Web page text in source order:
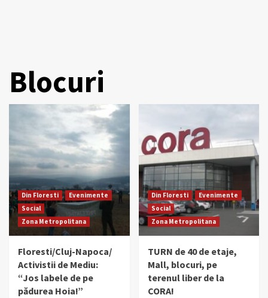
Blocuri
Din Floresti
Evenimente
Social
Zona Metropolitana
Floresti/Cluj-Napoca/
Activistii de Mediu:
“Jos labele de pe
pădurea Hoia!”
Din Floresti
Evenimente
Social
Zona Metropolitana
TURN de 40 de etaje,
Mall, blocuri, pe
terenul liber de la
CORA!